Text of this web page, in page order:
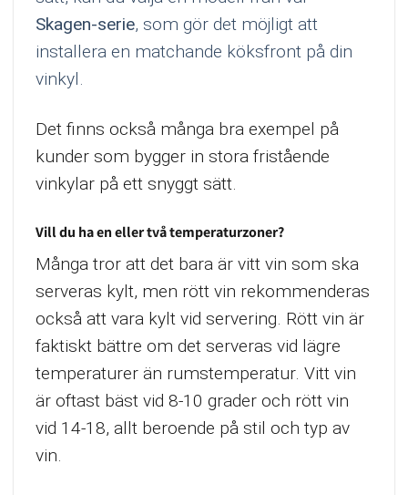
Skagen-serie, som gör det möjligt att
installera en matchande köksfront på din
vinkyl.
Det finns också många bra exempel på
kunder som bygger in stora fristående
vinkylar på ett snyggt sätt.
Vill du ha en eller två temperaturzoner?
Många tror att det bara är vitt vin som ska
serveras kylt, men rött vin rekommenderas
också att vara kylt vid servering. Rött vin är
faktiskt bättre om det serveras vid lägre
temperaturer än rumstemperatur. Vitt vin
är oftast bäst vid 8-10 grader och rött vin
vid 14-18, allt beroende på stil och typ av
vin.